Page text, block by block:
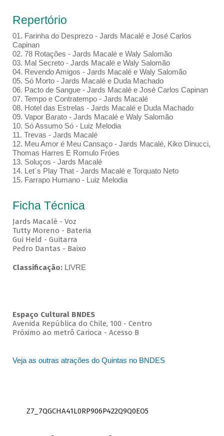
Repertório
01. Farinha do Desprezo - Jards Macalé e José Carlos
Capinan
02. 78 Rotações - Jards Macalé e Waly Salomão
03. Mal Secreto - Jards Macalé e Waly Salomão
04. Revendo Amigos - Jards Macalé e Waly Salomão
05. Só Morto - Jards Macalé e Duda Machado
06. Pacto de Sangue - Jards Macalé e José Carlos Capinan
07. Tempo e Contratempo - Jards Macalé
08. Hotel das Estrelas - Jards Macalé e Duda Machado
09. Vapor Barato - Jards Macalé e Waly Salomão
10. Só Assumo Só - Luiz Melodia
11. Trevas - Jards Macalé
12. Meu Amor é Meu Cansaço - Jards Macalé, Kiko Dinucci,
Thomas Harres E Romulo Fróes
13. Soluços - Jards Macalé
14. Let´s Play That - Jards Macalé e Torquato Neto
15. Farrapo Humano - Luiz Melodia
Ficha Técnica
Jards Macalé - Voz
Tutty Moreno - Bateria
Gui Held - Guitarra
Pedro Dantas - Baixo
Classificação: LIVRE
Espaço Cultural BNDES
Avenida República do Chile, 100 - Centro
Próximo ao metrô Carioca - Acesso B
Veja as outras atrações do Quintas no BNDES
Z7_7QGCHA41L0RP906P422Q9Q0EO5